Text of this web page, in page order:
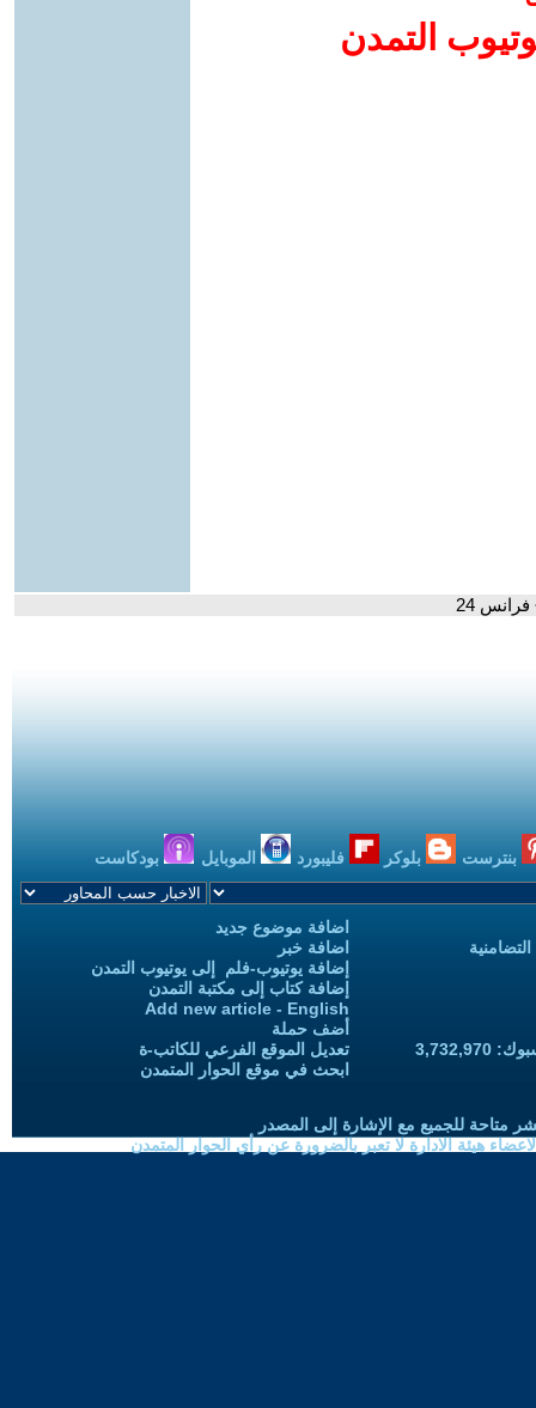
التمدن
24
بنترست بلوكر فليبورد الموبايل بودكاست
اضافة موضوع جديد
اضافة خبر
إضافة يوتيوب-فلم إلى يوتيوب التمدن
إضافة كتاب إلى مكتبة التمدن
Add new article - English
أضف حملة
تعديل الموقع الفرعي للكاتب-ة
ابحث في موقع الحوار المتمدن
متاحة للجميع مع الإشارة إلى المصدر
هيئة الادارة لا تعبر بالضرورة عن رأي الحوار المتمدن